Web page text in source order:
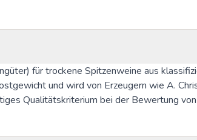
für trockene Spitzenweine aus
und wird von Erzeugern wie A.
Qualitätskriterium bei der Bewertung